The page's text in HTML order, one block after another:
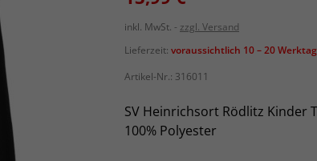
inkl. MwSt.
zzgl. Versand
Lieferzeit: voraussichtlich 10 – 20
Artikel-Nr.: 316011
SV Heinrichsort Rödlitz Kinder
100% Polyester